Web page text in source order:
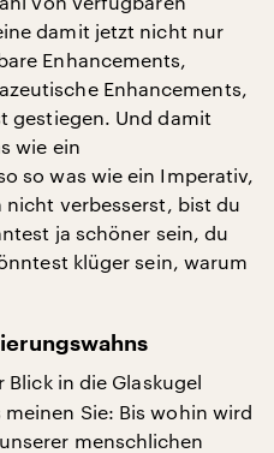
damit jetzt nicht nur
Enhancements,
Enhancements,
gestiegen. Und damit
wie ein
so was wie ein Imperativ,
nicht verbesserst, bist du
ja schöner sein, du
klüger sein, warum
Blick in die Glaskugel
Sie: Bis wohin wird
menschlichen